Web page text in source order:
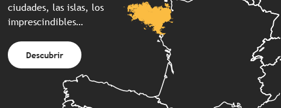
ciudades, las islas, los
imprescindibles…
Descubrir